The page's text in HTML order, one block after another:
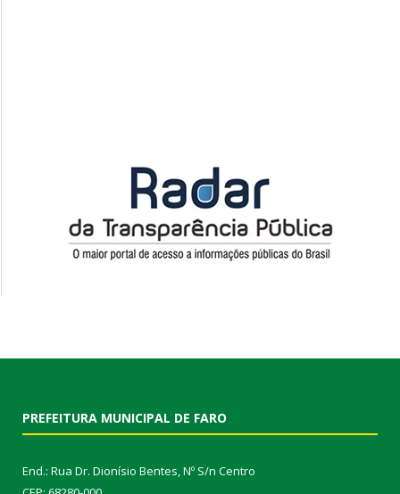
PREFEITURA MUNICIPAL DE FARO
End.: Rua Dr. Dionísio Bentes, Nº S/n Centro